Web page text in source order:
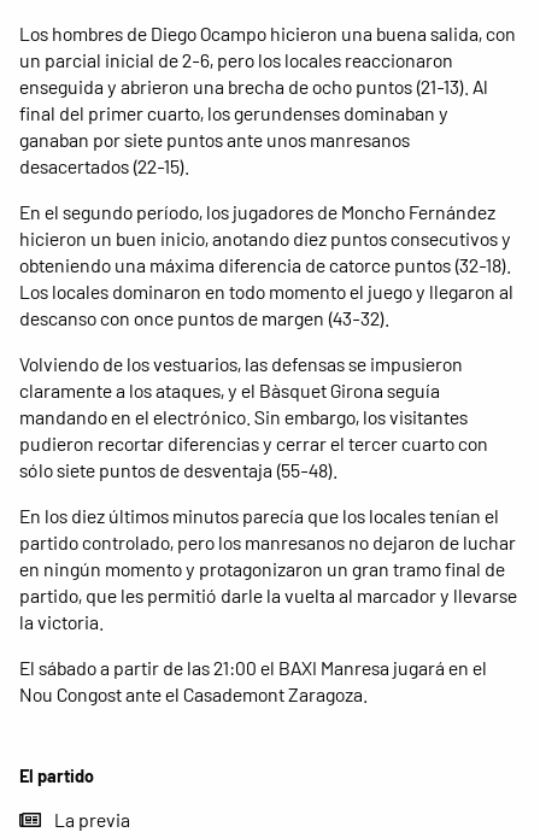
El partido
La previa
Los hombres de Diego Ocampo hicieron una buena salida, con
un parcial inicial de 2-6, pero los locales reaccionaron
enseguida y abrieron una brecha de ocho puntos (21-13). Al
final del primer cuarto, los gerundenses dominaban y
ganaban por siete puntos ante unos manresanos
desacertados (22-15).
En el segundo período, los jugadores de Moncho Fernández
hicieron un buen inicio, anotando diez puntos consecutivos y
obteniendo una máxima diferencia de catorce puntos (32-18).
Los locales dominaron en todo momento el juego y llegaron al
descanso con once puntos de margen (43-32).
Volviendo de los vestuarios, las defensas se impusieron
claramente a los ataques, y el Bàsquet Girona seguía
mandando en el electrónico. Sin embargo, los visitantes
pudieron recortar diferencias y cerrar el tercer cuarto con
sólo siete puntos de desventaja (55-48).
En los diez últimos minutos parecía que los locales tenían el
partido controlado, pero los manresanos no dejaron de luchar
en ningún momento y protagonizaron un gran tramo final de
partido, que les permitió darle la vuelta al marcador y llevarse
la victoria.
El sábado a partir de las 21:00 el BAXI Manresa jugará en el
Nou Congost ante el Casademont Zaragoza.